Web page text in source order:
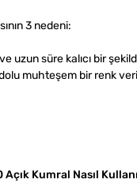
3 nedeni:
uzun süre kalıcı bir
muhteşem bir renk
Kumral Nasıl